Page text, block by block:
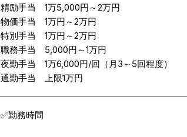
精励手当 1万5,000円～2万円
物価手当 1万円～2万円
特別手当 1万円～2万円
職務手当 5,000円～1万円
夜勤手当 1万6,000円/回（月3～5回程度）
通勤手当 上限1万円
✅勤務時間